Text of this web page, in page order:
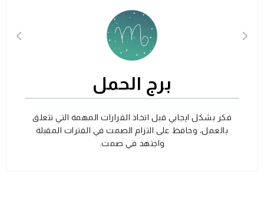
برج الحمل
فكر بشكل ايجابي قبل اتخاذ القرارات المهمة التي تتعلق
بالعمل، وحافظ على التزام الصمت في الفترات المقبلة
واجتهد في صمت.